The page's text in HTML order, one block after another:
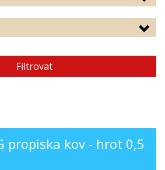
Filtrovat
propiska kov - hrot 0,5